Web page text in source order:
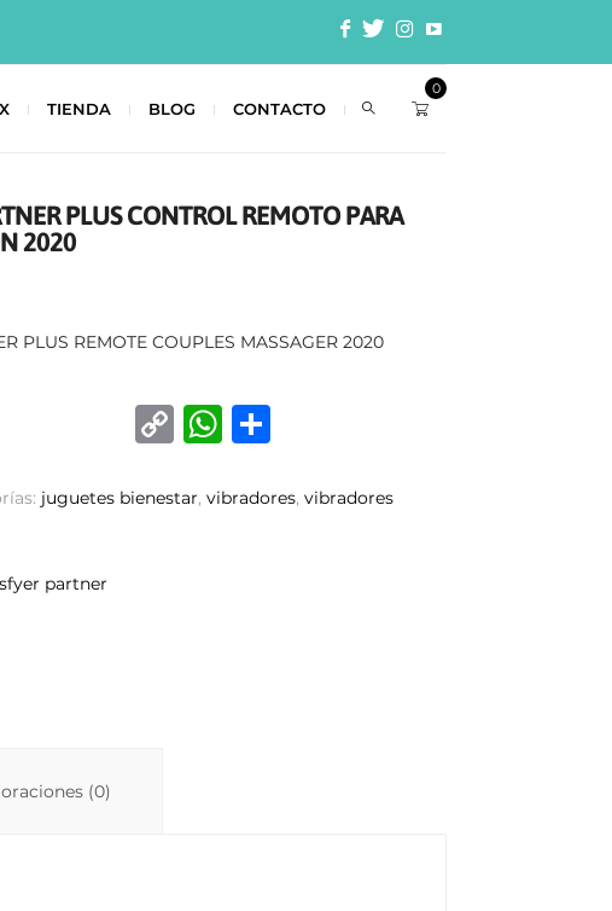
TIENDA BLOG CONTACTO
0
PLUS CONTROL REMOTO PARA
2020
PLUS REMOTE COUPLES MASSAGER 2020
juguetes bienestar,vibradores,vibradores
partner
C
p
W
at m
(0)